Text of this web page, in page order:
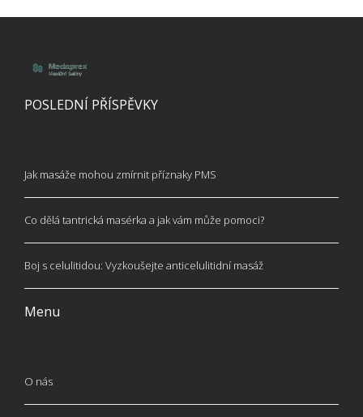
POSLEDNÍ PŘÍSPĚVKY
Jak masáže mohou zmírnit příznaky PMS
Co dělá tantrická masérka a jak vám může pomoci?
Boj s celulitidou: Vyzkoušejte anticelulitidní masáž
Menu
O nás